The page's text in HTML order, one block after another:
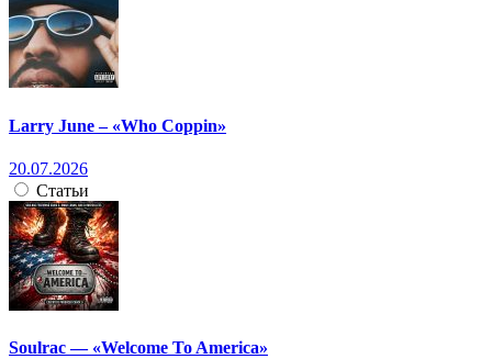
Larry June – «Who Coppin»
20.07.2026
Статьи
Soulrac — «Welcome To America»